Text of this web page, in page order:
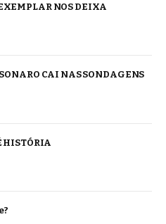
NOS DEIXA
CAI NAS SONDAGENS
HISTÓRIA